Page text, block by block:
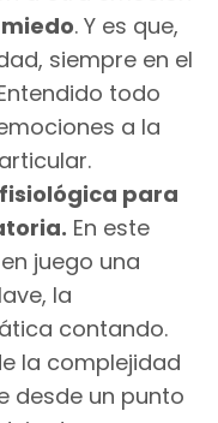
miedo. Y es que,
siempre en el
todo
a la
para
En este
juego una
la
contando.
la complejidad
desde un punto